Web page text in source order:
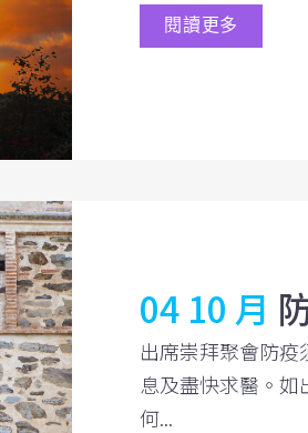
閱讀更多
04 10 月
出席崇拜聚會防
息及盡快求醫。
何...